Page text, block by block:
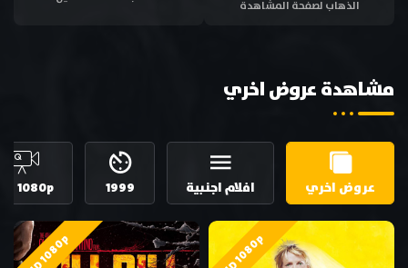
الذهاب لصفحة المشاهدة
مشاهدة عروض اخري
عروض اخري افلام اجنبية 1999
1080p
HD 1080p
HD 1080p